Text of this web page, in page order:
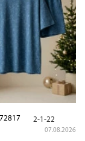
2-1-22
07.08.2026